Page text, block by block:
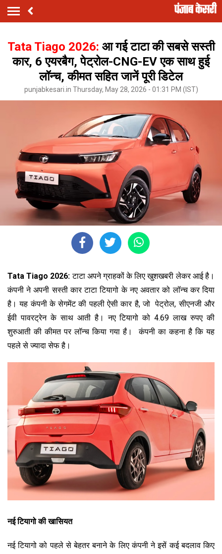
Tata Tiago 2026: आ गई टाटा की सबसे सस्ती
कार, 6 एयरबैग, पेट्रोल-CNG-EV एक साथ हुई
लॉन्च, कीमत सहित जानें पूरी डिटेल
punjabkesari.in Thursday, May 28, 2026 - 01:31 PM (IST)
Tata Tiago 2026:टाटा अपने ग्राहकों के लिए खुशखबरी लेकर आई है।
कंपनी ने अपनी सस्ती कार टाटा टियागो के नए अवतार को लॉन्च कर दिया
है। यह कंपनी के सेगमेंट की पहली ऐसी कार है, जो पेट्रोल, सीएनजी और
ईवी पावरट्रेन के साथ आती है। नए टियागो को 4.69 लाख रुपए की
शुरुआती की कीमत पर लॉन्च किया गया है। कंपनी का कहना है कि यह
पहले से ज्यादा सेफ है।
नई टियागो की खासियत
नई टियागो को पहले से बेहतर बनाने के लिए कंपनी ने इसें कई बदलाव किए